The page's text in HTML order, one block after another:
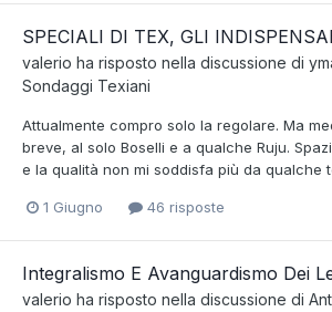
SPECIALI DI TEX, GLI
valerio ha risposto nella discussione di
Sondaggi Texiani
Attualmente compro solo la regolare. Ma
breve, al solo Boselli e a qualche Ruju.
e la qualità non mi soddisfa più da qualche
1 Giugno 46 risposte
Integralismo E Avanguardismo Dei
valerio ha risposto nella discussione di